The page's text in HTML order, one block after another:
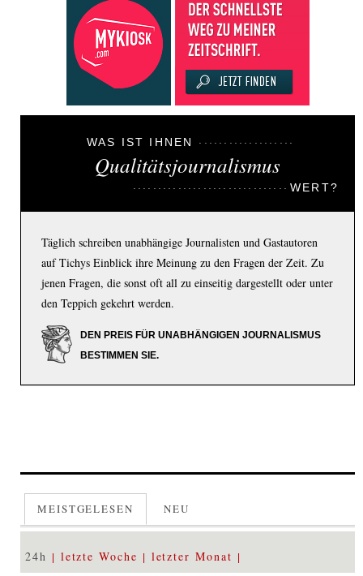
WAS IST IHNEN
Qualitätsjournalismus
WERT?
Täglich schreiben unabhängige Journalisten und Gastautoren
auf Tichys Einblick ihre Meinung zu den Fragen der Zeit. Zu
jenen Fragen, die sonst oft all zu einseitig dargestellt oder unter
den Teppich gekehrt werden.
DEN PREIS FÜR UNABHÄNGIGEN JOURNALISMUS
BESTIMMEN SIE.
MEISTGELESEN NEU
24h letzte Woche letzter Monat